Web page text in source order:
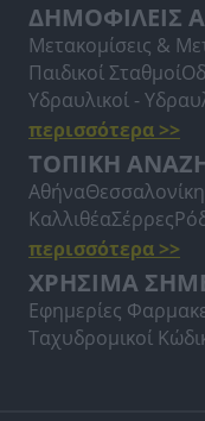
ΔΗΜΟΦΙΛΕΙΣ
Μετακομίσεις &
Παιδικοί Σταθμοί
Υδραυλικοί -
περισσότερα >>
ΤΟΠΙΚΗ
ΑθήναΘεσσαλονίκη
ΚαλλιθέαΣέρρες
περισσότερα >>
ΧΡΗΣΙΜΑ
Εφημερίες
Ταχυδρομικοί